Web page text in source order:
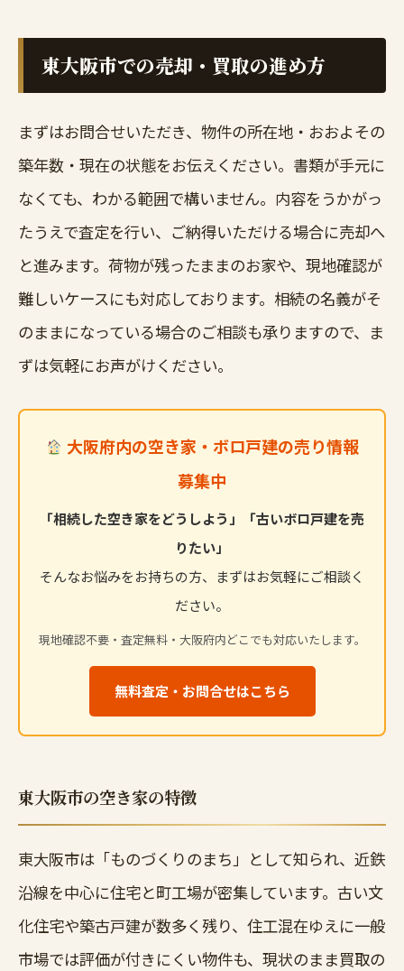
東大阪市での売却・買取の進め方
まずはお問合せいただき、物件の所在地・おおよその
築年数・現在の状態をお伝えください。書類が手元に
なくても、わかる範囲で構いません。内容をうかがっ
たうえで査定を行い、ご納得いただける場合に売却へ
と進みます。荷物が残ったままのお家や、現地確認が
難しいケースにも対応しております。相続の名義がそ
のままになっている場合のご相談も承りますので、ま
ずは気軽にお声がけください。
大阪府内の空き家・ボロ戸建の売り情報
募集中
「相続した空き家をどうしよう」「古いボロ戸建を売
りたい」
そんなお悩みをお持ちの方、まずはお気軽にご相談く
ださい。
現地確認不要・査定無料・大阪府内どこでも対応いたします。
無料査定・お問合せはこちら
東大阪市の空き家の特徴
東大阪市は「ものづくりのまち」として知られ、近鉄
沿線を中心に住宅と町工場が密集しています。古い文
化住宅や築古戸建が数多く残り、住工混在ゆえに一般
市場では評価が付きにくい物件も、現状のまま買取の